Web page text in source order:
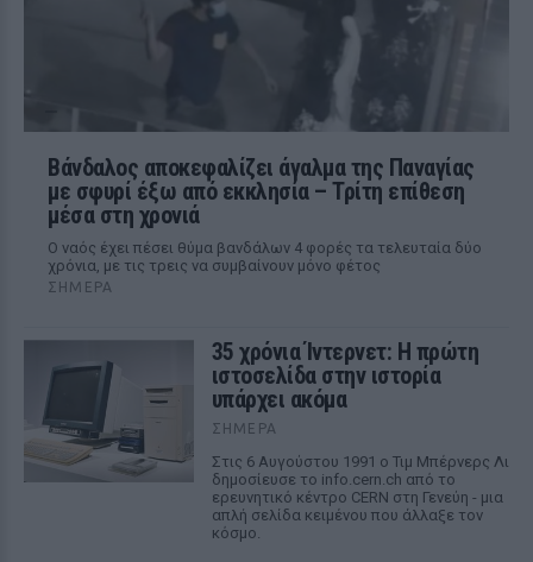
Βάνδαλος αποκεφαλίζει άγαλμα της Παναγίας
με σφυρί έξω από εκκλησία – Τρίτη επίθεση
μέσα στη χρονιά
Ο ναός έχει πέσει θύμα βανδάλων 4 φορές τα τελευταία δύο
χρόνια, με τις τρεις να συμβαίνουν μόνο φέτος
ΣΉΜΕΡΑ
35 χρόνια Ίντερνετ: Η πρώτη
ιστοσελίδα στην ιστορία
υπάρχει ακόμα
ΣΉΜΕΡΑ
Στις 6 Αυγούστου 1991 ο Τιμ Μπέρνερς Λι
δημοσίευσε το info.cern.ch από το
ερευνητικό κέντρο CERN στη Γενεύη - μια
απλή σελίδα κειμένου που άλλαξε τον
κόσμο.